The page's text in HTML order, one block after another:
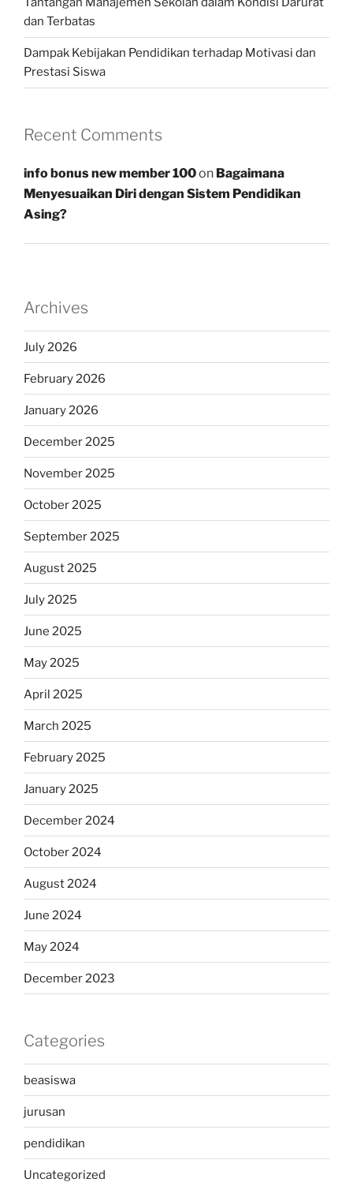
dan Terbatas
Dampak Kebijakan Pendidikan terhadap Motivasi dan
Prestasi Siswa
Recent Comments
info bonus new member 100on Bagaimana
Menyesuaikan Diri dengan Sistem Pendidikan
Asing?
Archives
July 2026
February 2026
January 2026
December 2025
November 2025
October 2025
September 2025
August 2025
July 2025
June 2025
May 2025
April 2025
March 2025
February 2025
January 2025
December 2024
October 2024
August 2024
June 2024
May 2024
December 2023
Categories
beasiswa
jurusan
pendidikan
Uncategorized